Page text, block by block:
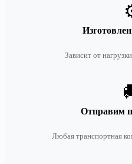
Зависит от
Отправим
Любая транспортная